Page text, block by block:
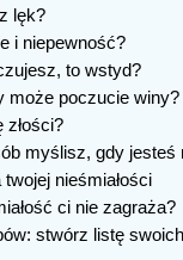
lęk?
i niepewność?
to wstyd?
może poczucie winy?
złości?
myślisz, gdy jesteś
twojej nieśmiałości
ci nie zagraża?
stwórz listę